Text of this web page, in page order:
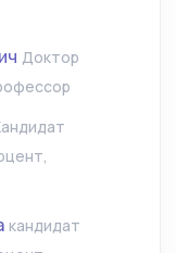
Доктор
кандидат